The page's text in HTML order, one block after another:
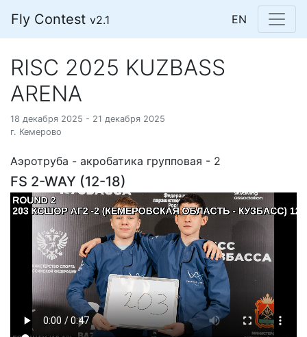
Fly Contest v2.1 EN
RISC 2025 KUZBASS
ARENA
18 декабря 2025 - 21 декабря 2025
г. Кемерово
Аэротруба - акробатика групповая - 2
FS 2-WAY (12-18)